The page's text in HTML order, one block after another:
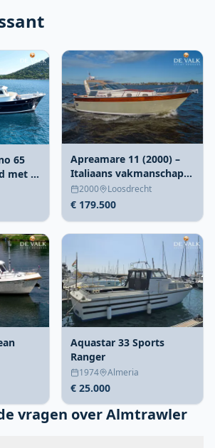
65
met 4
Apreamare 11 (2000) –
Italiaans vakmanschap
in Loosdrecht
2000 Loosdrecht
€ 179.500
Aquastar 33 Sports
Ranger
1974 Almeria
€ 25.000
vragen over Almtrawler